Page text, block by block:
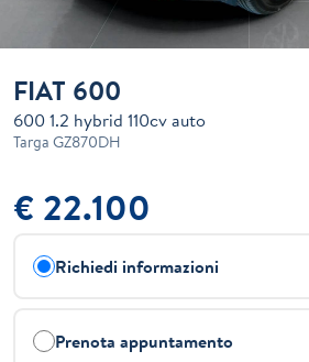
FIAT 600
600 1.2 hybrid 110cv auto
Targa GZ870DH
€ 22.100
Richiedi informazioni
Prenota appuntamento